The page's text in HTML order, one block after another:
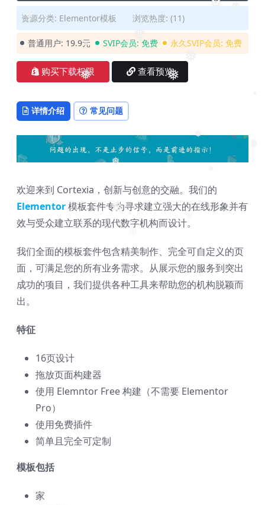
❅
❅
❅
❅
❅
❅
❅
❅
❅
❅
资源分类: Elementor模板 浏览热度: (11)
普通用户: 19.9元 SVIP会员: 免费 永久SVIP会员: 免费
购买下载权限 查看预览
详情介绍 常见问题
欢迎来到 Cortexia，创新与创意的交融。我们的
Elementor模板套件专为寻求建立强大的在线形象并有
效与受众建立联系的现代数字机构而设计。
我们全面的模板套件包含精美制作、完全可自定义的页
面，可满足您的所有业务需求。从展示您的服务到突出
成功的项目，我们提供各种工具来帮助您的机构脱颖而
出。
特征
16页设计
拖放页面构建器
使用 Elemntor Free 构建（不需要 Elementor
Pro）
使用免费插件
简单且完全可定制
模板包括
家